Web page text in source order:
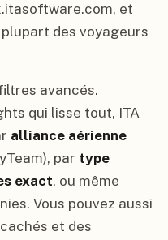
et
des voyageurs
avancés.
qui lisse tout, ITA
alliance aérienne
par type
exact, ou même
Vous pouvez aussi
et des